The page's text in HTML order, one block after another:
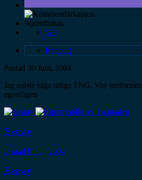
Stjärnflottan
678
Rapport
Postad 30 Juni, 2004
Jag måste säga tidiga TNG, Voy
egentligen
Essray
Postad 6 Juli, 2004
Essray